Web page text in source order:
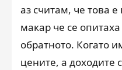
аз считам, че това
макар че се
обратното. Когато
цените, а доходите